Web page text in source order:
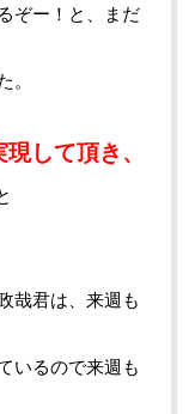
ぞー！と、まだ
。
して頂き、
哉君は、来週も
いるので来週も